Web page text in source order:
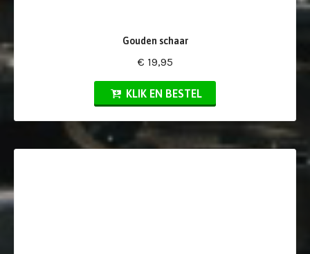
Gouden schaar
€ 19,95
KLIK EN BESTEL